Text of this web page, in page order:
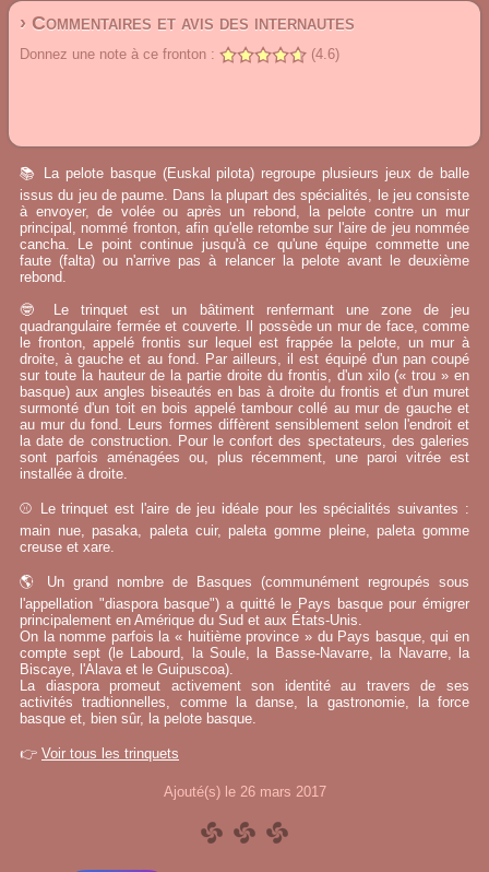
› Commentaires et avis des internautes
Donnez une note à ce fronton : (4.6)
📚 La pelote basque (Euskal pilota) regroupe plusieurs jeux de balle
issus du jeu de paume. Dans la plupart des spécialités, le jeu consiste
à envoyer, de volée ou après un rebond, la pelote contre un mur
principal, nommé fronton, afin qu'elle retombe sur l'aire de jeu nommée
cancha. Le point continue jusqu'à ce qu'une équipe commette une
faute (falta) ou n'arrive pas à relancer la pelote avant le deuxième
rebond.
🤓 Le trinquet est un bâtiment renfermant une zone de jeu
quadrangulaire fermée et couverte. Il possède un mur de face, comme
le fronton, appelé frontis sur lequel est frappée la pelote, un mur à
droite, à gauche et au fond. Par ailleurs, il est équipé d'un pan coupé
sur toute la hauteur de la partie droite du frontis, d'un xilo (« trou » en
basque) aux angles biseautés en bas à droite du frontis et d'un muret
surmonté d'un toit en bois appelé tambour collé au mur de gauche et
au mur du fond. Leurs formes diffèrent sensiblement selon l'endroit et
la date de construction. Pour le confort des spectateurs, des galeries
sont parfois aménagées ou, plus récemment, une paroi vitrée est
installée à droite.
⚾ Le trinquet est l'aire de jeu idéale pour les spécialités suivantes :
main nue, pasaka, paleta cuir, paleta gomme pleine, paleta gomme
creuse et xare.
🌎 Un grand nombre de Basques (communément regroupés sous
l'appellation "diaspora basque") a quitté le Pays basque pour émigrer
principalement en Amérique du Sud et aux États-Unis.
On la nomme parfois la « huitième province » du Pays basque, qui en
compte sept (le Labourd, la Soule, la Basse-Navarre, la Navarre, la
Biscaye, l'Alava et le Guipuscoa).
La diaspora promeut activement son identité au travers de ses
activités tradtionnelles, comme la danse, la gastronomie, la force
basque et, bien sûr, la pelote basque.
👉 Voir tous les trinquets
Ajouté(s) le 26 mars 2017